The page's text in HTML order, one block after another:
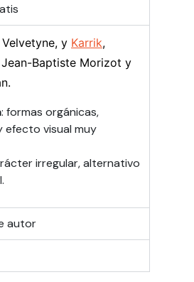
y Karrik,
Baptiste Morizot y
: formas orgánicas,
efecto visual muy
irregular, alternativo
autor